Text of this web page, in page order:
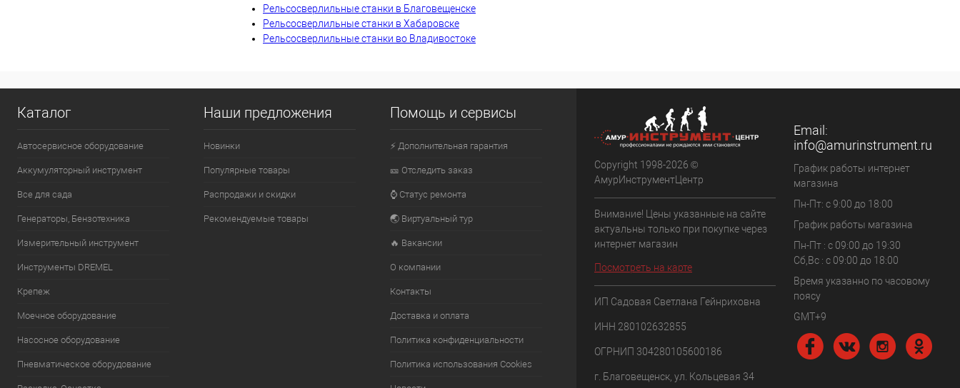
Рельсосверлильные станки в Благовещенске
Рельсосверлильные станки в Хабаровске
Рельсосверлильные станки во Владивостоке
Каталог
Автосервисное оборудование
Аккумуляторный инструмент
Все для сада
Генераторы, Бензотехника
Измерительный инструмент
Инструменты DREMEL
Крепеж
Моечное оборудование
Насосное оборудование
Пневматическое оборудование
Наши предложения
Новинки
Популярные товары
Распродажи и скидки
Рекомендуемые товары
Помощь и сервисы
⚡ Дополнительная гарантия
🎫 Отследить заказ
⌚ Статус ремонта
🌏 Виртуальный тур
🔥 Вакансии
О компании
Контакты
Доставка и оплата
Политика конфиденциальности
Политика использования Cookies
Copyright 1998-2026 ©
АмурИнструментЦентр
Внимание! Цены указанные на сайте
актуальны только при покупке через
интернет магазин
Посмотреть на карте
ИП Садовая Светлана Гейнриховна
ИНН 280102632855
ОГРНИП 304280105600186
г. Благовещенск, ул. Кольцевая 34
Email:
info@amurinstrument.ru
График работы интернет
магазина
Пн-Пт: с 9:00 до 18:00
График работы магазина
Пн-Пт : с 09:00 до 19:30
Сб,Вс : c 09:00 до 18:00
Время указанно по часовому
поясу
GMT+9